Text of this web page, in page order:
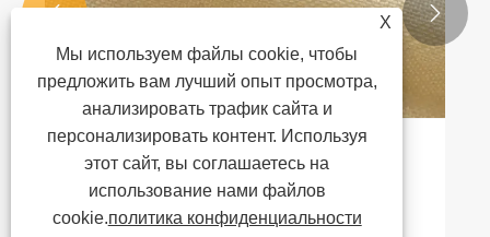
Что делает Aramid Fiber невидимой силой
современной промышленной
инновации?
Посмотреть больше >>
 
X
Мы используем файлы cookie, чтобы
предложить вам лучший опыт просмотра,
анализировать трафик сайта и
персонализировать контент. Используя
этот сайт, вы соглашаетесь на
использование нами файлов
cookie.политика конфиденциальности